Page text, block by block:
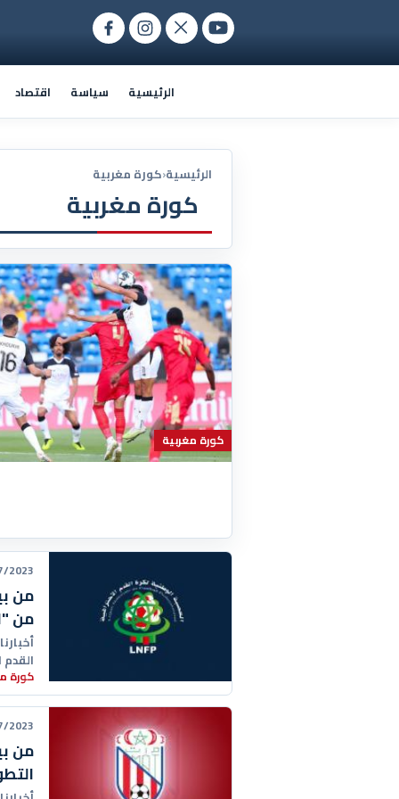
الرئيسية سياسة اقتصاد
الرئيسية‹كورة مغربية
كورة مغربية
كورة مغربية
12:00:00
من
القدم
يوم
كورة
13:02:00
من